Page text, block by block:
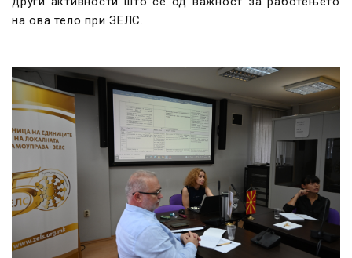
на ова тело при ЗЕЛС.